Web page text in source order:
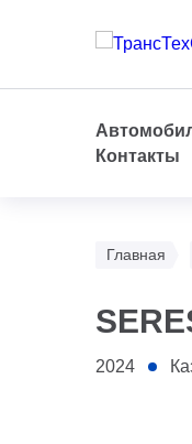
Контакты
Главная
2024